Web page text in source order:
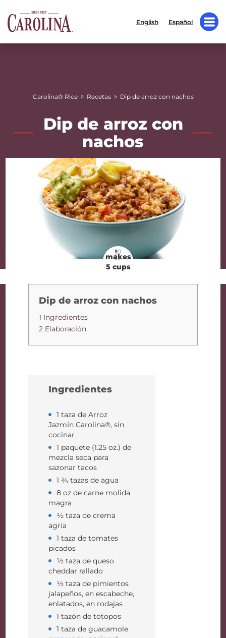
English Español
Carolina® Rice » Recetas » Dip de arroz con nachos
Dip de arroz con
nachos
makes
5 cups
Dip de arroz con nachos
1 Ingredientes
2 Elaboración
Ingredientes
1 taza de Arroz
Jazmín Carolina®, sin
cocinar
1 paquete (1.25 oz.) de
mezcla seca para
sazonar tacos
1 ¾ tazas de agua
8 oz de carne molida
magra
½ taza de crema
agria
1 taza de tomates
picados
½ taza de queso
cheddar rallado
½ taza de pimientos
jalapeños, en escabeche,
enlatados, en rodajas
1 tazón de totopos
1 taza de guacamole